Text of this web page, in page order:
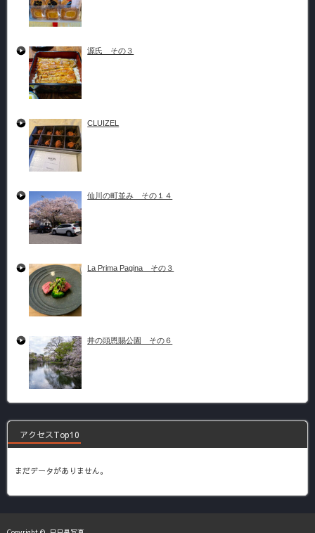
源氏 その３
CLUIZEL
仙川の町並み その１４
La Prima Pagina その３
井の頭恩賜公園 その６
アクセスTop10
まだデータがありません。